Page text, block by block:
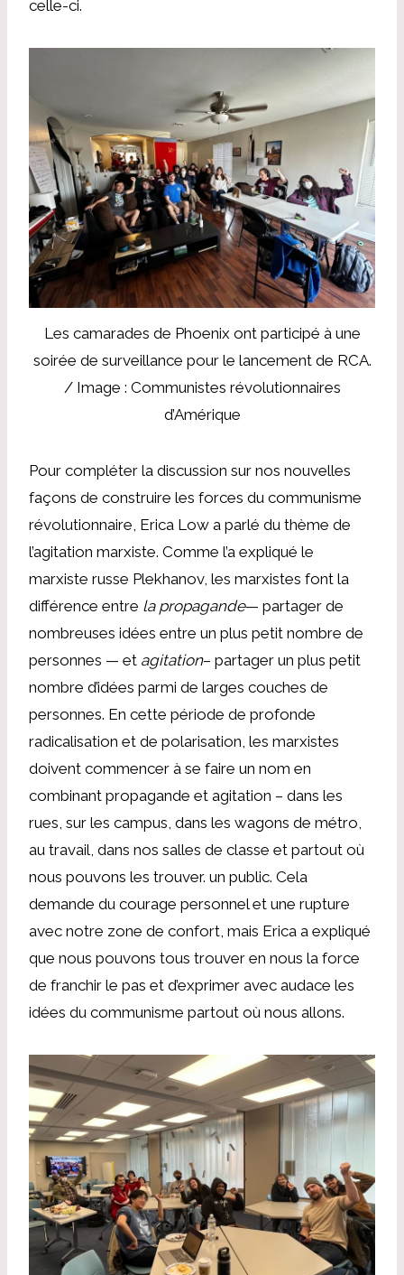
celle-ci.
Les camarades de Phoenix ont participé à une
soirée de surveillance pour le lancement de RCA.
/ Image : Communistes révolutionnaires
d’Amérique
Pour compléter la discussion sur nos nouvelles
façons de construire les forces du communisme
révolutionnaire, Erica Low a parlé du thème de
l’agitation marxiste. Comme l’a expliqué le
marxiste russe Plekhanov, les marxistes font la
différence entre la propagande— partager de
nombreuses idées entre un plus petit nombre de
personnes — et agitation– partager un plus petit
nombre d’idées parmi de larges couches de
personnes. En cette période de profonde
radicalisation et de polarisation, les marxistes
doivent commencer à se faire un nom en
combinant propagande et agitation – dans les
rues, sur les campus, dans les wagons de métro,
au travail, dans nos salles de classe et partout où
nous pouvons les trouver. un public. Cela
demande du courage personnel et une rupture
avec notre zone de confort, mais Erica a expliqué
que nous pouvons tous trouver en nous la force
de franchir le pas et d’exprimer avec audace les
idées du communisme partout où nous allons.